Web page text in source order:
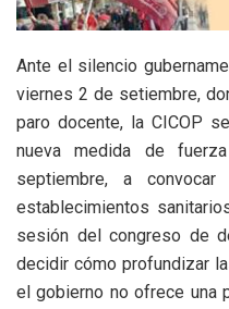
Ante el silencio
viernes 2 de setiembre,
paro docente, la CICOP
nueva medida de
septiembre, a
establecimientos
sesión del congreso de
decidir cómo profundizar
el gobierno no ofrece una